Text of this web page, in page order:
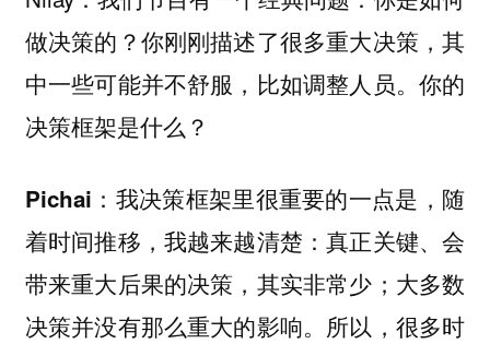
做决策的？你刚刚描述了很多重大决策，其
中一些可能并不舒服，比如调整人员。你的
决策框架是什么？
Pichai ：我决策框架里很重要的一点是，随
着时间推移，我越来越清楚：真正关键、会
带来重大后果的决策，其实非常少；大多数
决策并没有那么重大的影响。所以，很多时